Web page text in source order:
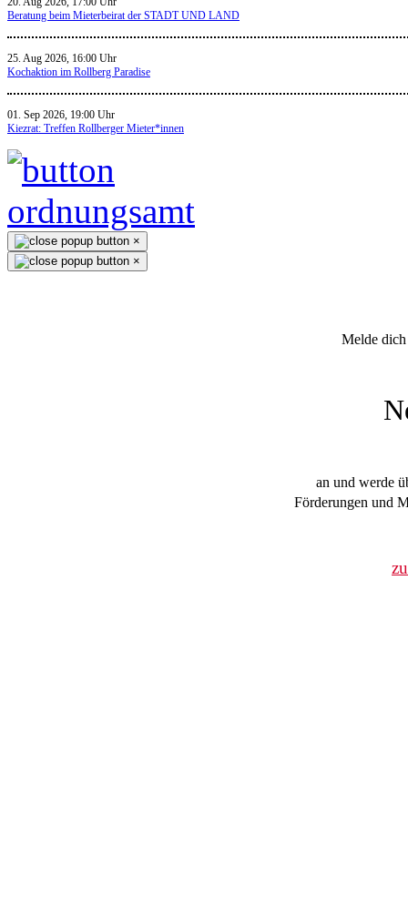
Beratung beim Mieterbeirat der STADT UND LAND
25. Aug 2026, 16:00 Uhr
Kochaktion im Rollberg Paradise
01. Sep 2026, 19:00 Uhr
Kiezrat: Treffen Rollberger Mieter*innen
×
×
Melde
an und werde
Förderungen und